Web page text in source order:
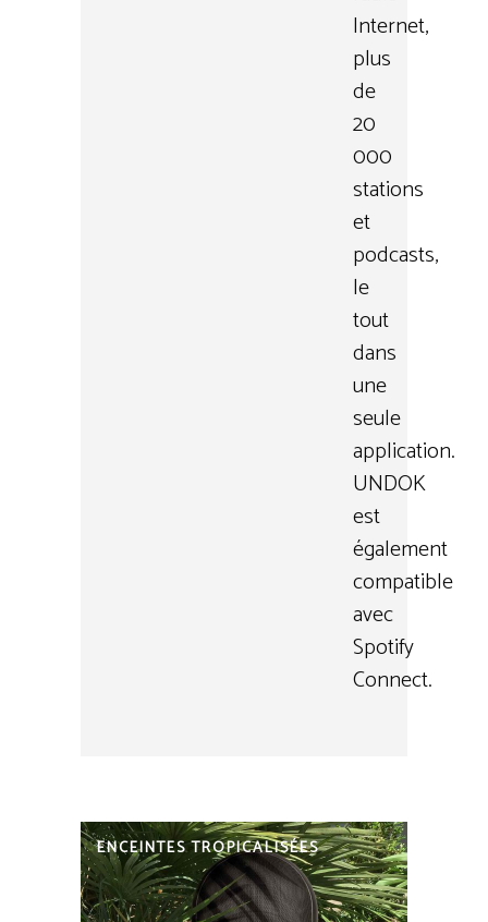
Internet,
plus
de
20
000
stations
et
podcasts,
le
tout
dans
une
seule
application.
UNDOK
est
également
compatible
avec
Spotify
Connect.
ENCEINTES TROPICALISÉES